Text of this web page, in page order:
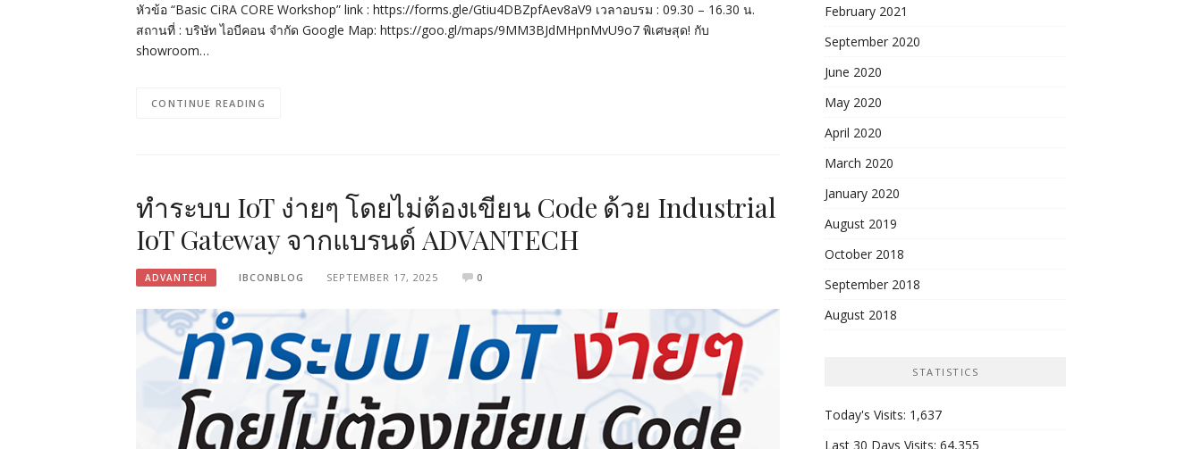
หัวข้อ “Basic CiRA CORE Workshop” link : https://forms.gle/Gtiu4DBZpfAev8aV9 เวลาอบรม : 09.30 – 16.30 น.
สถานที่ : บริษัท ไอบีคอน จำกัด Google Map: https://goo.gl/maps/9MM3BJdMHpnMvU9o7 พิเศษสุด! กับ
showroom…
CONTINUE READING
ทำระบบ IoT ง่ายๆ โดยไม่ต้องเขียน Code ด้วย Industrial
IoT Gateway จากแบรนด์ ADVANTECH
ADVANTECH IBCONBLOG SEPTEMBER 17, 2025 0
February 2021
September 2020
June 2020
May 2020
April 2020
March 2020
January 2020
August 2019
October 2018
September 2018
August 2018
STATISTICS
Today's Visits: 1,637
Last 30 Days Visits: 64,355